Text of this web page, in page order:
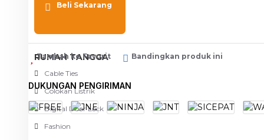
Gergaji
RUMAH TANGGA
Cable Ties
Colokan Listrik
Digital Door Lock
Fashion
Beli Sekarang
Tambah ke Favorit Bandingkan produk ini
DUKUNGAN PENGIRIMAN